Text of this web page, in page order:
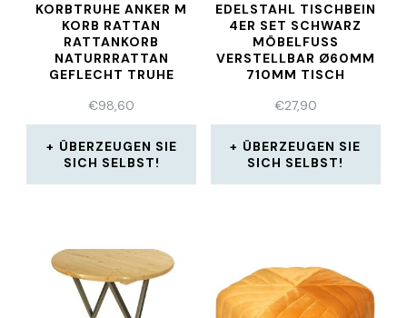
KORBTRUHE ANKER M
KORB RATTAN
RATTANKORB
NATURRRATTAN
GEFLECHT TRUHE
€98,60
ÜBERZEUGEN SIE
SICH SELBST!
EDELSTAHL TISCHBEIN
4ER SET SCHWARZ
MÖBELFUSS
VERSTELLBAR Ø60MM
710MM TISCH
€27,90
ÜBERZEUGEN SIE
SICH SELBST!